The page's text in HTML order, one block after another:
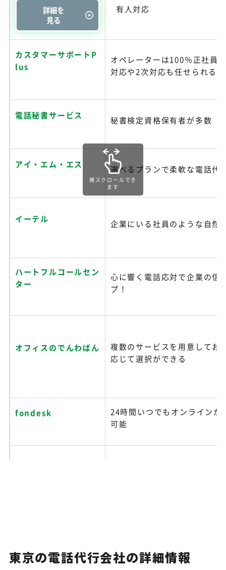
詳細を
見る
有人対応
カスタマーサポートP
lus
オペレーターは100％正社員
対応や2次対応も任せられる
電話秘書サービス 秘書検定資格保有者が多数
アイ・エム・エス 選べるプランで柔軟な電話代
イーテル 企業にいる社員のような自然
ハートフルコールセン
ター
心に響く電話応対で企業の信
プ！
オフィスのでんわばん
複数のサービスを用意してお
応じて選択ができる
fondesk
24時間いつでもオンラインか
可能
横スクロールでき
ます
東京の電話代行会社の詳細情報